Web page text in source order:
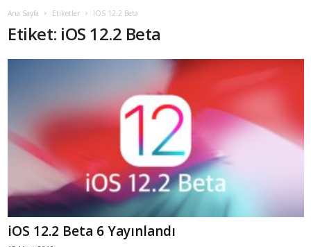
Ana Sayfa Etiketler IOS 12.2 Beta
Etiket: iOS 12.2 Beta
iOS 12.2 Beta 6 Yayınlandı